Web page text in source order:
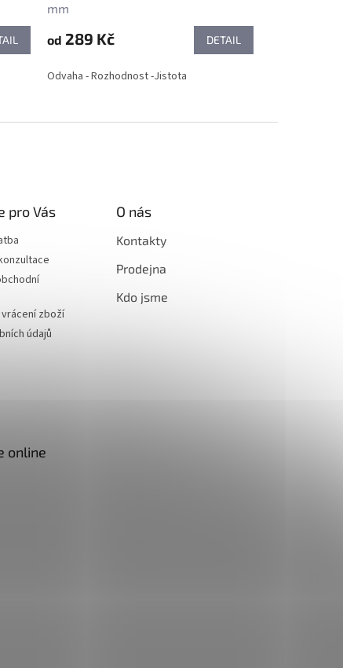
mm
od 289 Kč DETAIL
Odvaha - Rozhodnost -Jistota
pro Vás
zboží
údajů
O nás
Kontakty
Prodejna
Kdo jsme
online